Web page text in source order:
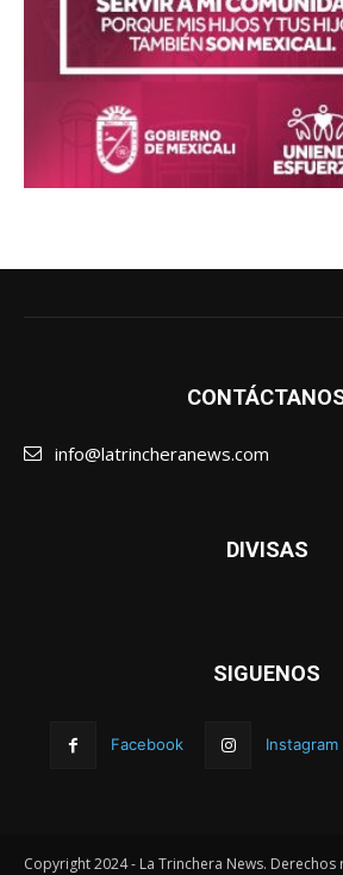
info@latrincheranews.com
DIVISAS
SIGUENOS
Facebook Instagram
Copyright 2024 - La Trinchera News. Derechos